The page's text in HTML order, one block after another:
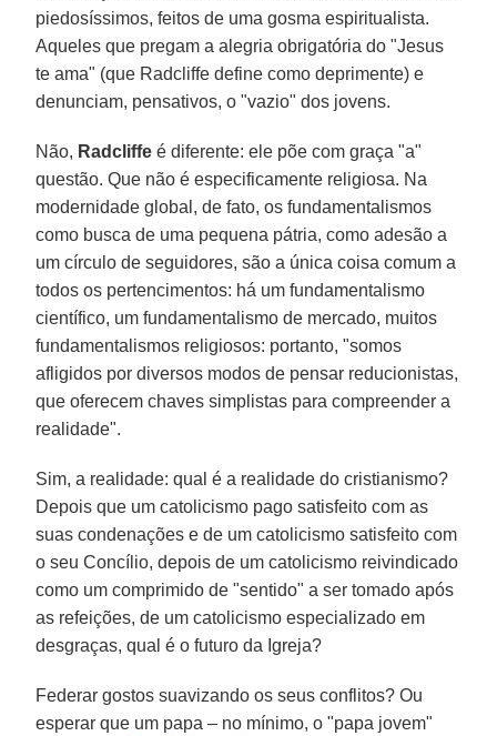
piedosíssimos, feitos de uma gosma espiritualista.
Aqueles que pregam a alegria obrigatória do "Jesus
te ama" (que Radcliffe define como deprimente) e
denunciam, pensativos, o "vazio" dos jovens.
Não, Radcliffe é diferente: ele põe com graça "a"
questão. Que não é especificamente religiosa. Na
modernidade global, de fato, os fundamentalismos
como busca de uma pequena pátria, como adesão a
um círculo de seguidores, são a única coisa comum a
todos os pertencimentos: há um fundamentalismo
científico, um fundamentalismo de mercado, muitos
fundamentalismos religiosos: portanto, "somos
afligidos por diversos modos de pensar reducionistas,
que oferecem chaves simplistas para compreender a
realidade".
Sim, a realidade: qual é a realidade do cristianismo?
Depois que um catolicismo pago satisfeito com as
suas condenações e de um catolicismo satisfeito com
o seu Concílio, depois de um catolicismo reivindicado
como um comprimido de "sentido" a ser tomado após
as refeições, de um catolicismo especializado em
desgraças, qual é o futuro da Igreja?
Federar gostos suavizando os seus conflitos? Ou
esperar que um papa – no mínimo, o "papa jovem"